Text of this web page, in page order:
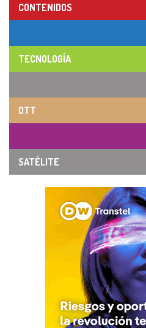
CONTENIDOS
TECNOLOGÍA
OTT
SATÉLITE